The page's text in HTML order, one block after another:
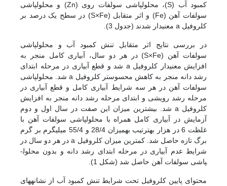
کمبود آب (S)، محلول­پاشی سولفات روی (Zn) و محلول­پاشی
سولفات آهن (Fe) و اثر متقابل (S×Fe) در سطح یک درصد بر
کلروفیل a معنی­دار شدند (جدول 3).
در بررسی نتایج اثر متقابل تنش کمبود آب و محلول­پاشی
سولفات آهن (S×Fe) در هر دو سال، آبیاری کامل منجر به
افزایش معنی­دار کلروفیل a شد و قطع آبیاری در مرحله ابتدای
رشد دانه منجر به کاهش محسوس­تر کلروفیل a شد. محلول­پاشی
سولفات آهن در هر سه شرایط آبیاری کامل و قطع آبیاری در
مرحله رشد رویشی و ابتدای مرحله رشد دانه منجر به افزایش
کلروفیل a شد. بیش­ترین میزان این صفت در سال اول و دوم
آزمایش در آبیاری کامل همراه با محلول­پاشی سولفات آهن با
غلظت 6 در هزار به­ترتیب به­میزان 28/4 و 55/4 میلی­گرم بر گرم
برگ تازه حاصل شد. کم­ترین میزان کلروفیل a در هر دو سال در
شرایط عدم آبیاری در مرحله ابتدای رشد دانه و بدون محلول­
پاشی سولفات آهن حاصل شد (شکل 1).
محتوای پایین کلروفیل تحت شرایط تنش کمبود آب از نشانه­های